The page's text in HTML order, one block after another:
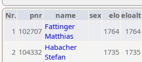
Nr. pnr name sex eloeloalt
1 102707 Fattinger
Matthias
1764 1764
2 104332 Habacher
Stefan
1735 1735